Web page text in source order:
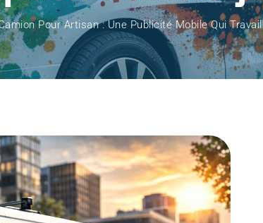
Pour Artisan : Une Publicité Mobile Qui